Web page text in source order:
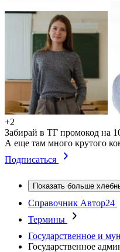
+2
Забирай в ТГ промокод на
А еще там много крутого
Подписаться
Показать больше
Справочник Автор24
Термины
Государственное и
Государственное